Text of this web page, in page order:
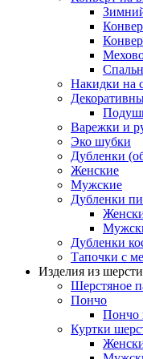
Накидки на
Варежки и
Эко шубки
Дубленки
Женские
Мужские
Дубленки
Дубленки
Тапочки с
Изделия из шерсти
Шерстяное
Пончо
Пончо
Куртки